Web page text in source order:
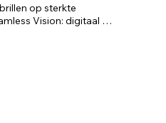
op sterkte
Vision: digitaal
snelle levering.